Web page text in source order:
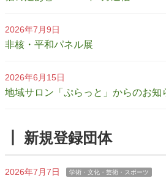
2026年7月9日
非核・平和パネル展
2026年6月15日
地域サロン「ぷらっと」からのお知
┃ 新規登録団体
2026年7月7日 学術・文化・芸術・スポーツ